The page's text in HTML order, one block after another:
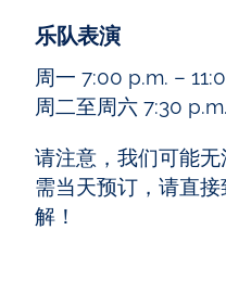
乐队表演
周一 7:00 p.m. –
周二至周六 7:30
请注意，我们可能
需当天预订，请直
解！